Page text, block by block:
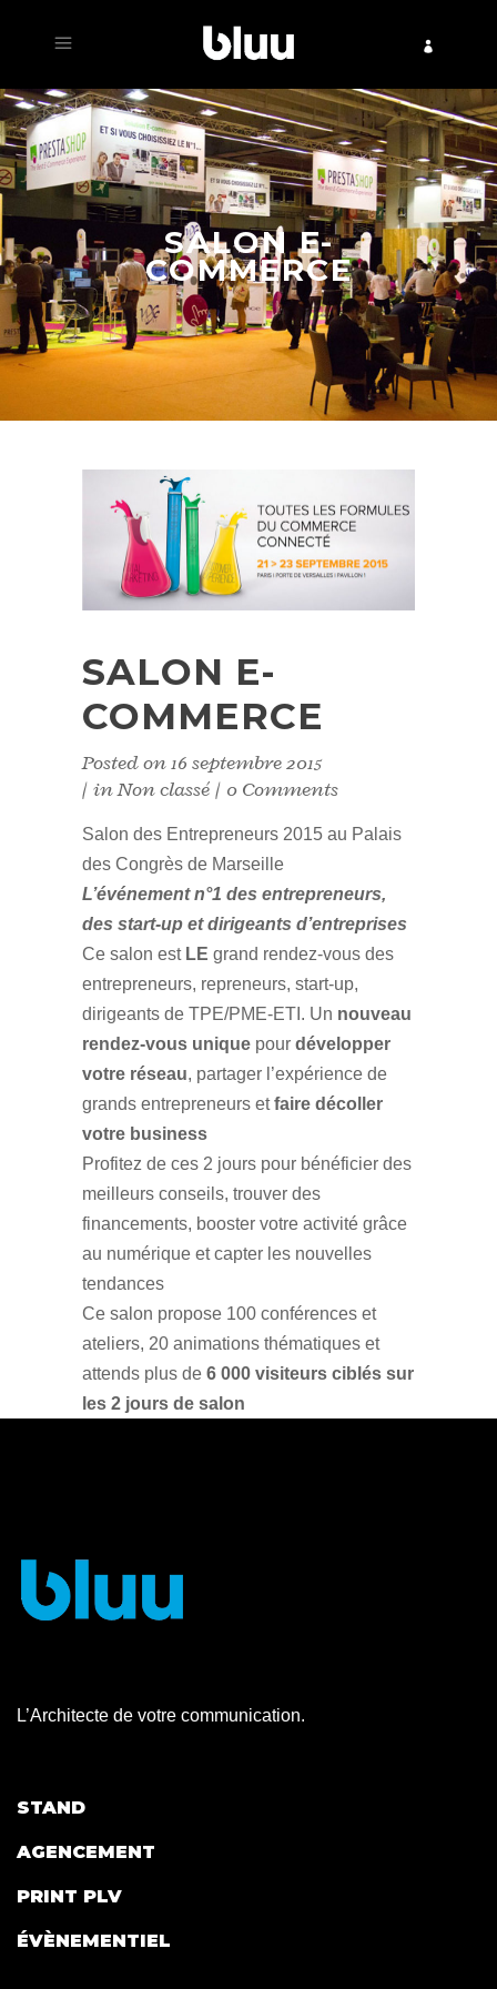
SALON E-
COMMERCE
SALON E-
COMMERCE
Posted on16 septembre 2015
inNon classé 0 Comments
Salon des Entrepreneurs 2015 au Palais
des Congrès de Marseille
L’événement n°1 des entrepreneurs,
des start-up et dirigeants d’entreprises
Ce salon estLE grand rendez-vous des
entrepreneurs, repreneurs, start-up,
dirigeants de TPE/PME-ETI. Un nouveau
rendez-vous unique pour développer
votre réseau, partager l’expérience de
grands entrepreneurs etfaire décoller
votre business
Profitez de ces 2 jours pour bénéficier des
meilleurs conseils, trouver des
financements, booster votre activité grâce
au numérique et capter les nouvelles
tendances
Ce salon propose 100 conférences et
ateliers, 20 animations thématiques et
attends plus de 6 000 visiteurs ciblés sur
les 2 jours de salon
L’Architecte de votre communication.
STAND
AGENCEMENT
PRINT PLV
ÉVÈNEMENTIEL